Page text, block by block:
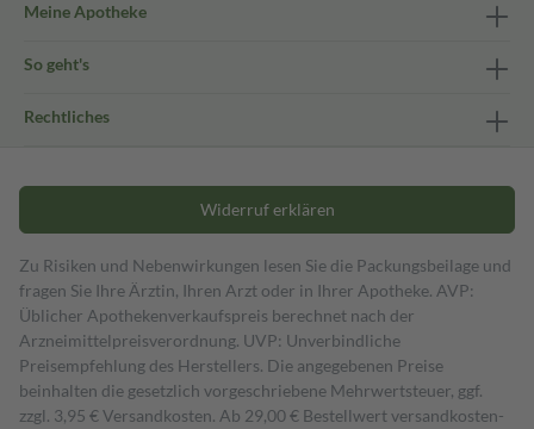
Meine Apotheke
So geht's
Rechtliches
Widerruf erklären
Zu Risiken und Nebenwirkungen lesen Sie die Packungsbeilage und
fragen Sie Ihre Ärztin, Ihren Arzt oder in Ihrer Apotheke. AVP:
Üblicher Apothekenverkaufspreis berechnet nach der
Arzneimittelpreisverordnung. UVP: Unverbindliche
Preisempfehlung des Herstellers. Die angegebenen Preise
beinhalten die gesetzlich vorgeschriebene Mehrwertsteuer, ggf.
zzgl. 3,95 € Versandkosten. Ab 29,00 € Bestell­wert versand­kosten­